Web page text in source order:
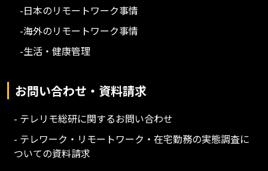
-日本のリモートワーク事情
-海外のリモートワーク事情
-生活・健康管理
お問い合わせ・資料請求
- テレリモ総研に関するお問い合わせ
- テレワーク・リモートワーク・在宅勤務の実態調査に
ついての資料請求